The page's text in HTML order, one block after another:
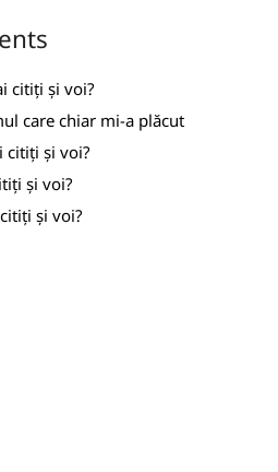
citiți și voi?
care chiar mi-a plăcut
citiți și voi?
și voi?
și voi?